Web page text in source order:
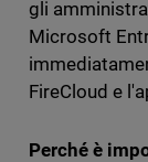
gli
Microsoft
FireCloud e
Perché è